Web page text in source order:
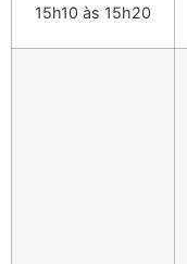
15h10 às 15h20